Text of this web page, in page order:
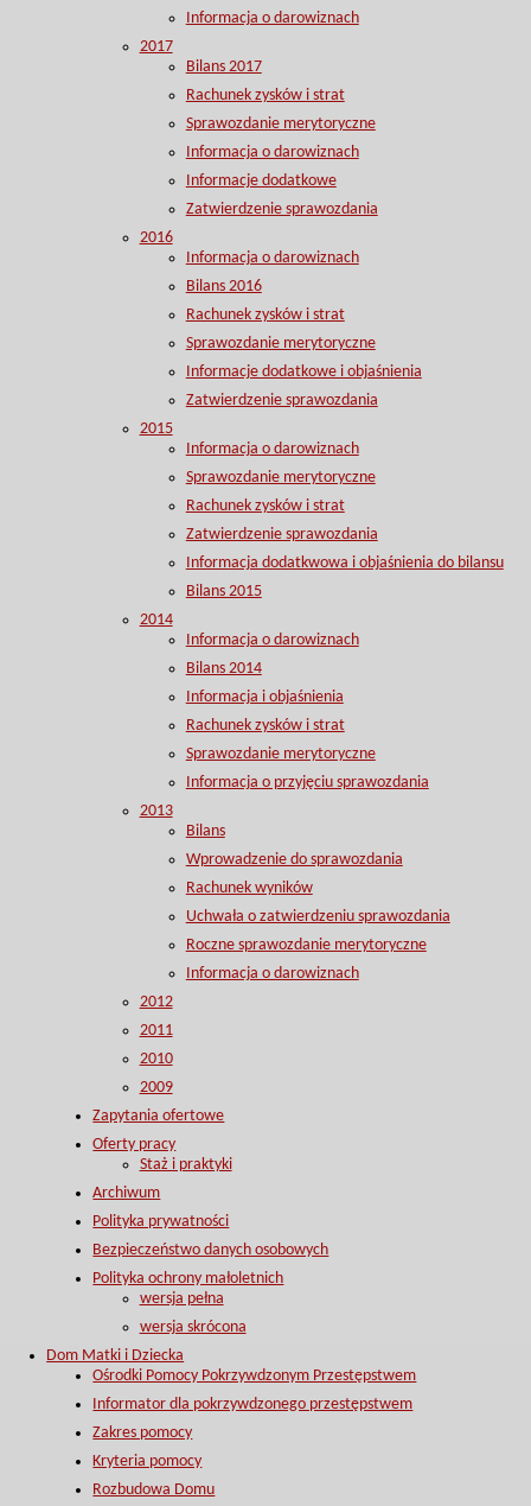
Informacja o darowiznach
2017
Bilans 2017
Rachunek zysków i strat
Sprawozdanie merytoryczne
Informacja o darowiznach
Informacje dodatkowe
Zatwierdzenie sprawozdania
2016
Informacja o darowiznach
Bilans 2016
Rachunek zysków i strat
Sprawozdanie merytoryczne
Informacje dodatkowe i objaśnienia
Zatwierdzenie sprawozdania
2015
Informacja o darowiznach
Sprawozdanie merytoryczne
Rachunek zysków i strat
Zatwierdzenie sprawozdania
Informacja dodatkwowa i objaśnienia do bilansu
Bilans 2015
2014
Informacja o darowiznach
Bilans 2014
Informacja i objaśnienia
Rachunek zysków i strat
Sprawozdanie merytoryczne
Informacja o przyjęciu sprawozdania
2013
Bilans
Wprowadzenie do sprawozdania
Rachunek wyników
Uchwała o zatwierdzeniu sprawozdania
Roczne sprawozdanie merytoryczne
Informacja o darowiznach
2012
2011
2010
2009
Zapytania ofertowe
Oferty pracy
Staż i praktyki
Archiwum
Polityka prywatności
Bezpieczeństwo danych osobowych
Polityka ochrony małoletnich
wersja pełna
wersja skrócona
Dom Matki i Dziecka
Ośrodki Pomocy Pokrzywdzonym Przestępstwem
Informator dla pokrzywdzonego przestępstwem
Zakres pomocy
Kryteria pomocy
Rozbudowa Domu